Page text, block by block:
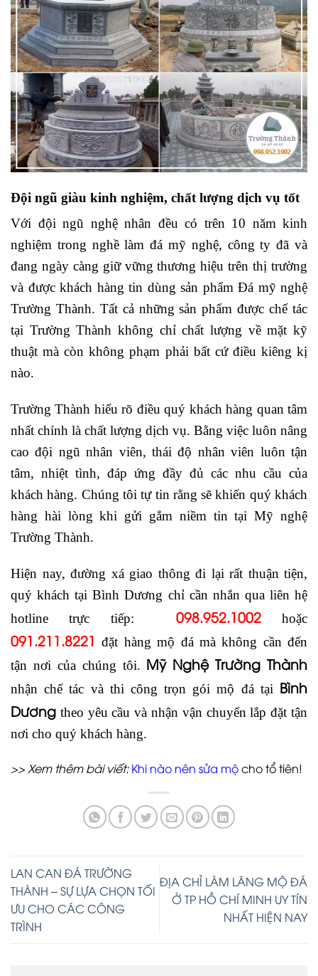
Đội ngũ giàu kinh nghiệm, chất lượng dịch vụ tốt
Với đội ngũ nghệ nhân đều có trên 10 năm kinh
nghiệm trong nghề làm đá mỹ nghệ, công ty đã và
đang ngày càng giữ vững thương hiệu trên thị trường
và được khách hàng tin dùng sản phẩm Đá mỹ nghệ
Trường Thành. Tất cả những sản phẩm được chế tác
tại Trường Thành không chỉ chất lượng về mặt kỹ
thuật mà còn không phạm phải bất cứ điều kiêng kị
nào.
Trường Thành hiểu rõ điều quý khách hàng quan tâm
nhất chính là chất lượng dịch vụ. Bằng việc luôn nâng
cao đội ngũ nhân viên, thái độ nhân viên luôn tận
tâm, nhiệt tình, đáp ứng đầy đủ các nhu cầu của
khách hàng. Chúng tôi tự tin rằng sẽ khiến quý khách
hàng hài lòng khi gửi gắm niềm tin tại Mỹ nghệ
Trường Thành.
Hiện nay, đường xá giao thông đi lại rất thuận tiện,
quý khách tại Bình Dương chỉ cần nhắn qua liên hệ
hotline trực tiếp: 098.952.1002hoặc
091.211.8221 đặt hàng mộ đá mà không cần đến
tận nơi của chúng tôi. Mỹ Nghệ Trường Thành
nhận chế tác và thi công trọn gói mộ đá tại Bình
Dương theo yêu cầu và nhận vận chuyển lắp đặt tận
nơi cho quý khách hàng.
>> Xem thêm bài viết: Khi nào nên sửa mộcho tổ tiên!
LAN CAN ĐÁ TRƯỜNG
THÀNH – SỰ LỰA CHỌN TỐI
ƯU CHO CÁC CÔNG
TRÌNH
ĐỊA CHỈ LÀM LĂNG MỘ ĐÁ
Ở TP HỒ CHÍ MINH UY TÍN
NHẤT HIỆN NAY